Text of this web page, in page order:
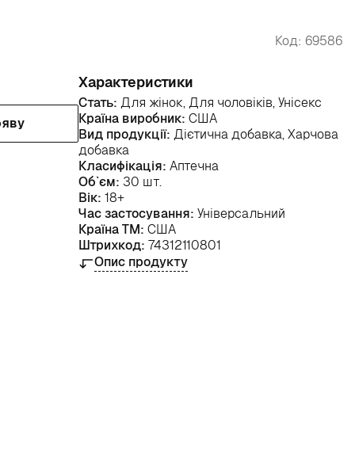
Код: 69586
Характеристики
Стать: Для жінок, Для чоловіків, Унісекс
Країна виробник: США
Вид продукції: Дієтична добавка, Харчова
добавка
Класифікація: Аптечна
Об`єм: 30 шт.
Вік: 18+
Час застосування: Універсальний
Країна ТМ: США
Штрихкод: 74312110801
Опис продукту